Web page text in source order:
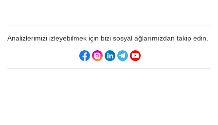
Analizlerimizi izleyebilmek için bizi sosyal ağlarımızdan takip edin.